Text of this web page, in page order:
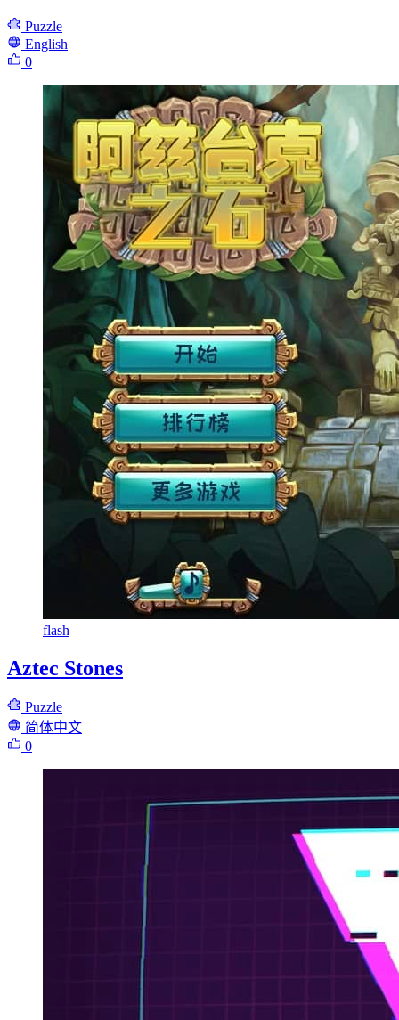
Puzzle
English
0
flash
Aztec Stones
Puzzle
简体中文
0